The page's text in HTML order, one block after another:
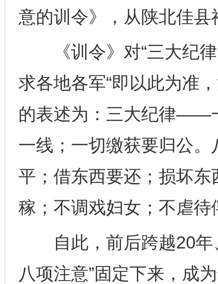
意的训令》，从陕北佳
《训令》对“三大纪律
求各地各军“即以此为准
的表述为：三大纪律——
一线；一切缴获要归公
平；借东西要还；损坏
稼；不调戏妇女；不虐待
自此，前后跨越20年
八项注意”固定下来，成